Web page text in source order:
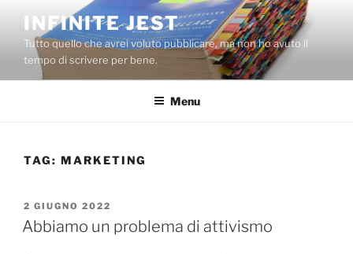
contenuto
INFINITE JEST
Tutto quello che avrei voluto pubblicare, ma non ho avuto il
tempo di scrivere per bene.
Menu
TAG: MARKETING
PUBBLICATO
IL
2 GIUGNO 2022
Abbiamo un problema di attivismo